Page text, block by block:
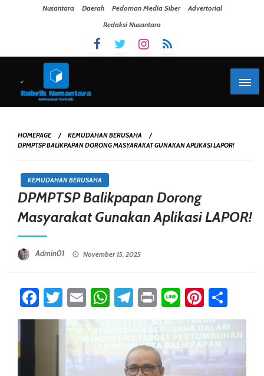
Nusantara Daerah Pedoman Media Siber
Advertorial
Redaksi Nusantara
HOMEPAGE
KEMUDAHAN BERUSAHA
DPMPTSP BALIKPAPAN DORONG MASYARAKAT GUNAKAN APLIKASI LAPOR!
KEMUDAHAN BERUSAHA
DPMPTSP Balikpapan Dorong
Masyarakat Gunakan Aplikasi LAPOR!
Admin01 November 15, 2025
Facebook
Twitter
EmailWhatsApp
Telegram
PrintLine